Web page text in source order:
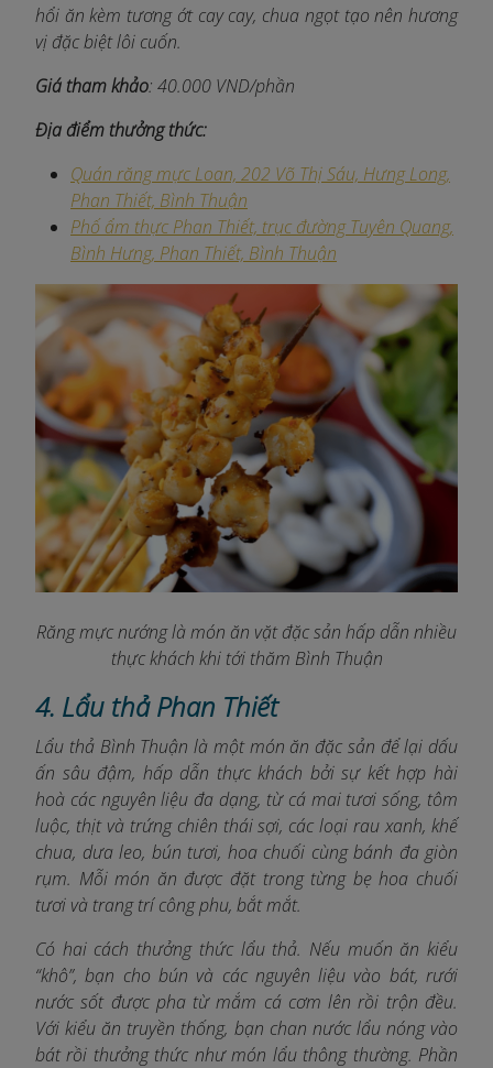
hổi ăn kèm tương ớt cay cay, chua ngọt tạo nên hương
vị đặc biệt lôi cuốn.
Giá tham khảo: 40.000 VND/phần
Địa điểm thưởng thức:
Quán răng mực Loan, 202 Võ Thị Sáu, Hưng Long,
Phan Thiết, Bình Thuận
Phố ẩm thực Phan Thiết, trục đường Tuyên Quang,
Bình Hưng, Phan Thiết, Bình Thuận
Răng mực nướng là món ăn vặt đặc sản hấp dẫn nhiều
thực khách khi tới thăm Bình Thuận
4. Lẩu thả Phan Thiết
Lẩu thả Bình Thuận là một món ăn đặc sản để lại dấu
ấn sâu đậm, hấp dẫn thực khách bởi sự kết hợp hài
hoà các nguyên liệu đa dạng, từ cá mai tươi sống, tôm
luộc, thịt và trứng chiên thái sợi, các loại rau xanh, khế
chua, dưa leo, bún tươi, hoa chuối cùng bánh đa giòn
rụm. Mỗi món ăn được đặt trong từng bẹ hoa chuối
tươi và trang trí công phu, bắt mắt.
Có hai cách thưởng thức lẩu thả. Nếu muốn ăn kiểu
“khô”, bạn cho bún và các nguyên liệu vào bát, rưới
nước sốt được pha từ mắm cá cơm lên rồi trộn đều.
Với kiểu ăn truyền thống, bạn chan nước lẩu nóng vào
bát rồi thưởng thức như món lẩu thông thường. Phần